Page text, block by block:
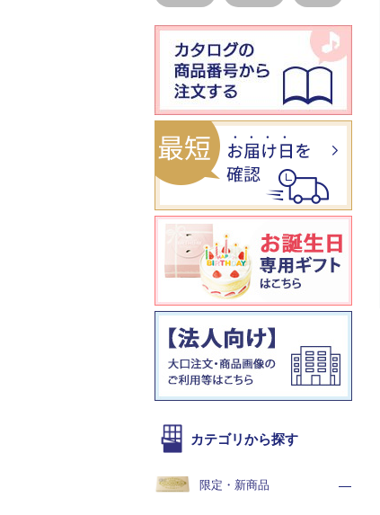
カテゴリから探す
限定・新商品